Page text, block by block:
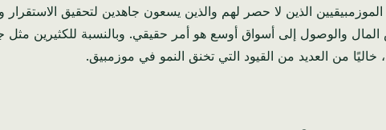
الذين لا حصر لهم والذين يسعون جاهدين لتحقيق الاستقرار
والوصول إلى أسواق أوسع هو أمر حقيقي. وبالنسبة للكثيرين مثل
خاليًا من العديد من القيود التي تخنق النمو في موزمبيق.